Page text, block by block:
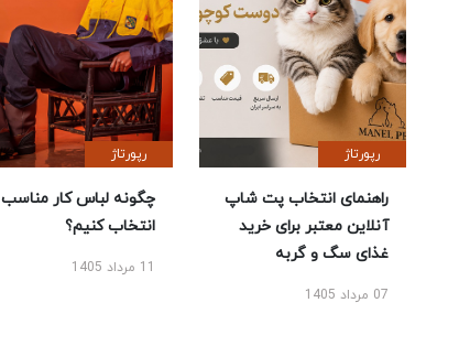
رپورتاژ
راهنمای انتخاب پت شاپ
آنلاین معتبر برای خرید
غذای سگ و گربه
07 مرداد 1405
رپورتاژ
چگونه لباس کار مناسب
انتخاب کنیم؟
11 مرداد 1405